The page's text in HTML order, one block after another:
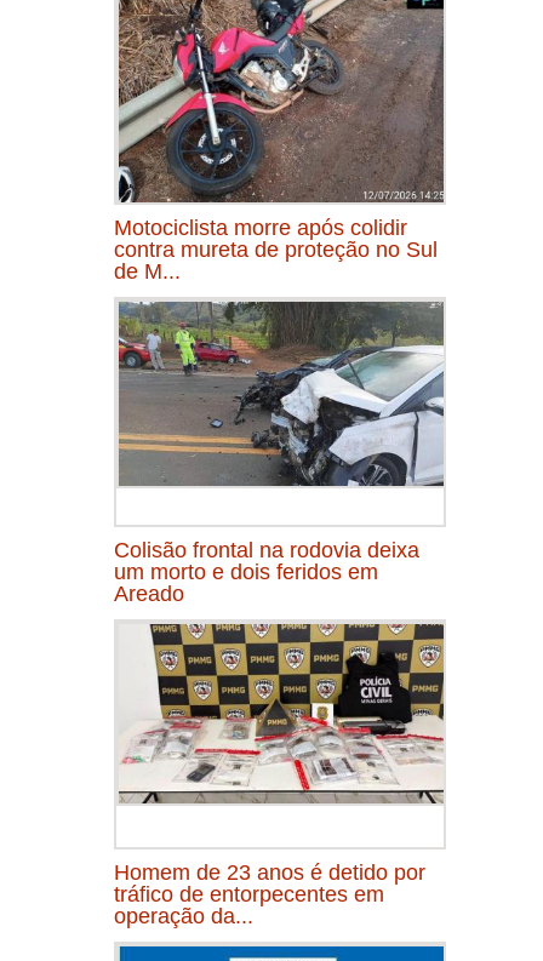
Motociclista morre após colidir
contra mureta de proteção no Sul
de M...
Colisão frontal na rodovia deixa
um morto e dois feridos em
Areado
Homem de 23 anos é detido por
tráfico de entorpecentes em
operação da...